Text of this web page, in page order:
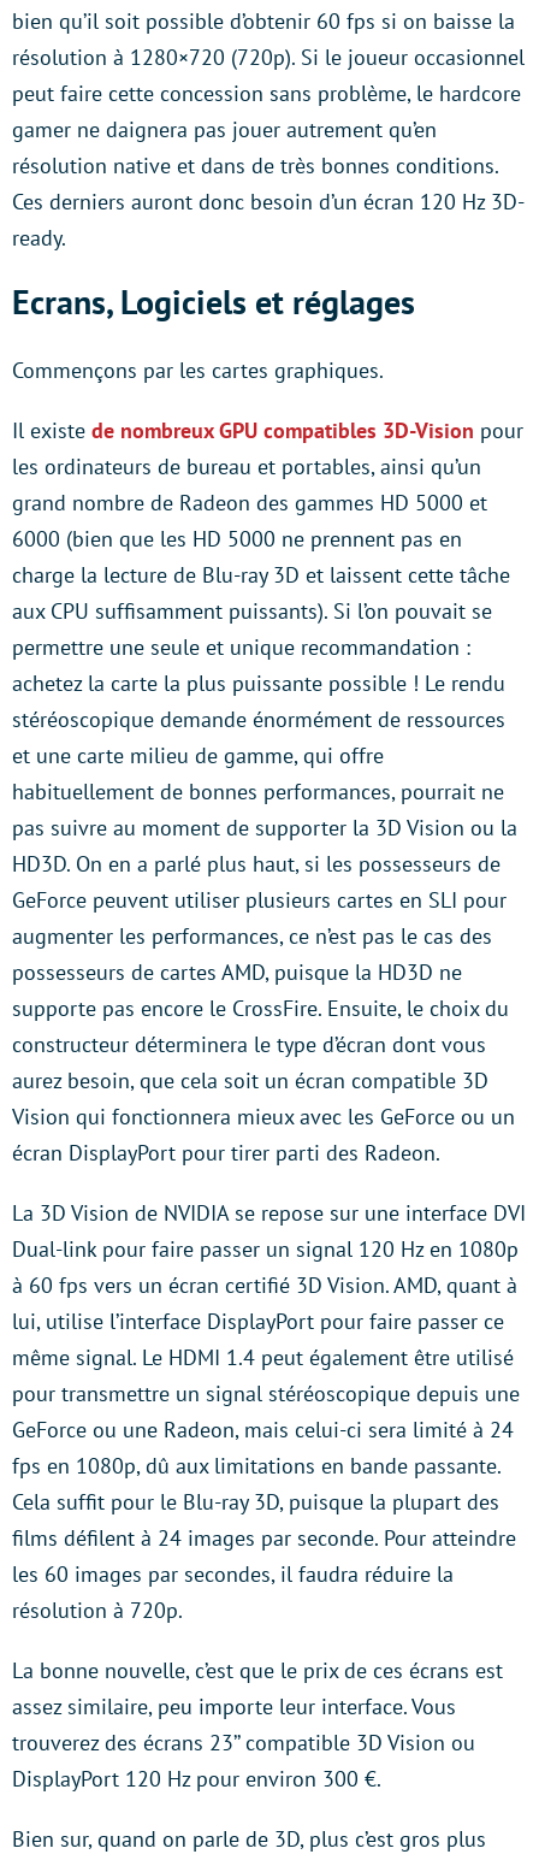
bien qu’il soit possible d’obtenir 60 fps si on baisse la
résolution à 1280×720 (720p). Si le joueur occasionnel
peut faire cette concession sans problème, le hardcore
gamer ne daignera pas jouer autrement qu’en
résolution native et dans de très bonnes conditions.
Ces derniers auront donc besoin d’un écran 120 Hz 3D-
ready.
Ecrans, Logiciels et réglages
Commençons par les cartes graphiques.
Il existe de nombreux GPU compatibles 3D-Vision pour
les ordinateurs de bureau et portables, ainsi qu’un
grand nombre de Radeon des gammes HD 5000 et
6000 (bien que les HD 5000 ne prennent pas en
charge la lecture de Blu-ray 3D et laissent cette tâche
aux CPU suffisamment puissants). Si l’on pouvait se
permettre une seule et unique recommandation :
achetez la carte la plus puissante possible ! Le rendu
stéréoscopique demande énormément de ressources
et une carte milieu de gamme, qui offre
habituellement de bonnes performances, pourrait ne
pas suivre au moment de supporter la 3D Vision ou la
HD3D. On en a parlé plus haut, si les possesseurs de
GeForce peuvent utiliser plusieurs cartes en SLI pour
augmenter les performances, ce n’est pas le cas des
possesseurs de cartes AMD, puisque la HD3D ne
supporte pas encore le CrossFire. Ensuite, le choix du
constructeur déterminera le type d’écran dont vous
aurez besoin, que cela soit un écran compatible 3D
Vision qui fonctionnera mieux avec les GeForce ou un
écran DisplayPort pour tirer parti des Radeon.
La 3D Vision de NVIDIA se repose sur une interface DVI
Dual-link pour faire passer un signal 120 Hz en 1080p
à 60 fps vers un écran certifié 3D Vision. AMD, quant à
lui, utilise l’interface DisplayPort pour faire passer ce
même signal. Le HDMI 1.4 peut également être utilisé
pour transmettre un signal stéréoscopique depuis une
GeForce ou une Radeon, mais celui-ci sera limité à 24
fps en 1080p, dû aux limitations en bande passante.
Cela suffit pour le Blu-ray 3D, puisque la plupart des
films défilent à 24 images par seconde. Pour atteindre
les 60 images par secondes, il faudra réduire la
résolution à 720p.
La bonne nouvelle, c’est que le prix de ces écrans est
assez similaire, peu importe leur interface. Vous
trouverez des écrans 23’’ compatible 3D Vision ou
DisplayPort 120 Hz pour environ 300 €.
Bien sur, quand on parle de 3D, plus c’est gros plus